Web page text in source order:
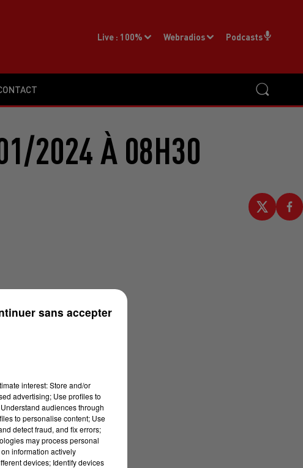
Live : 100% Webradios Podcasts
2024 À 08H30
interest: Store and/or
advertising; Use profiles to
audiences through
to personalise content; Use
detect fraud, and fix errors;
may process personal
information actively
devices; Identify devices
sans accepter